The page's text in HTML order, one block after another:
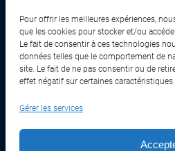
Pour offrir les meilleures expériences,
que les cookies pour stocker et/ou
Le fait de consentir à ces technologies
données telles que le comportement de
site. Le fait de ne pas consentir ou de
effet négatif sur certaines
Gérer les services
Écrans & Moniteurs
Serveurs & Stockage
Impression &
Ordinateurs & Tablettes
Réseau & IoT